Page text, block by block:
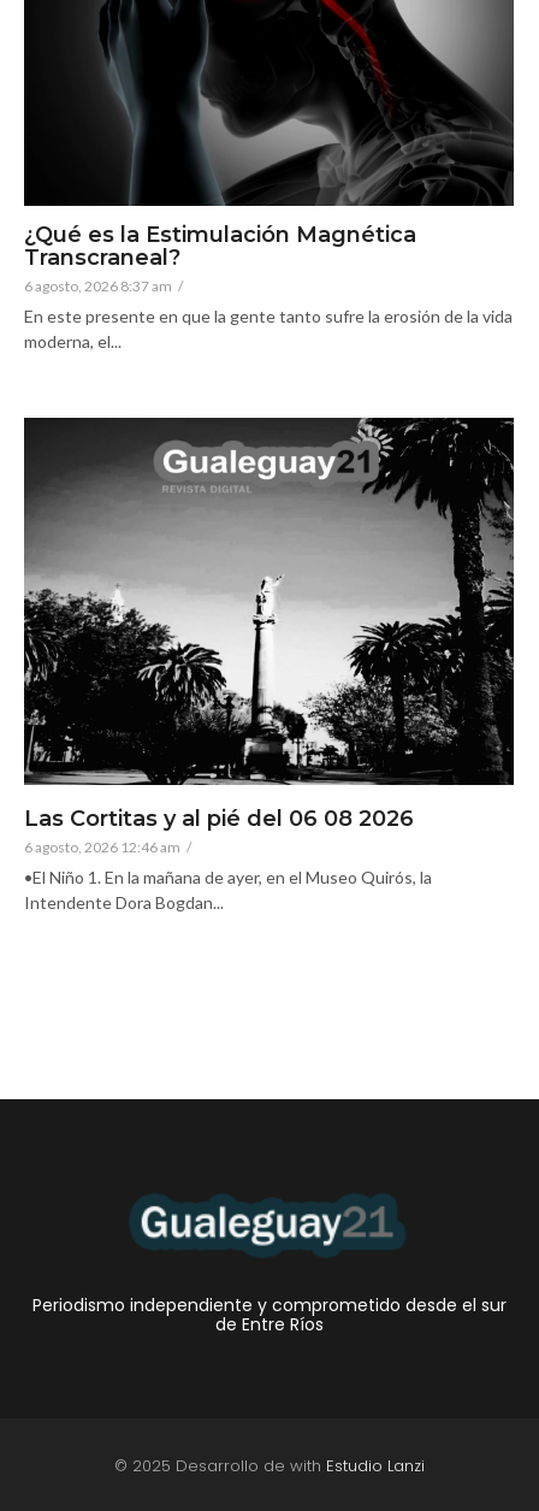
¿Qué es la Estimulación Magnética
Transcraneal?
6 agosto, 2026 8:37 am /
En este presente en que la gente tanto sufre la erosión de la vida
moderna, el...
Las Cortitas y al pié del 06 08 2026
6 agosto, 2026 12:46 am /
•El Niño 1. En la mañana de ayer, en el Museo Quirós, la
Intendente Dora Bogdan...
Periodismo independiente y comprometido desde el sur
de Entre Ríos
© 2025 Desarrollo de with Estudio Lanzi